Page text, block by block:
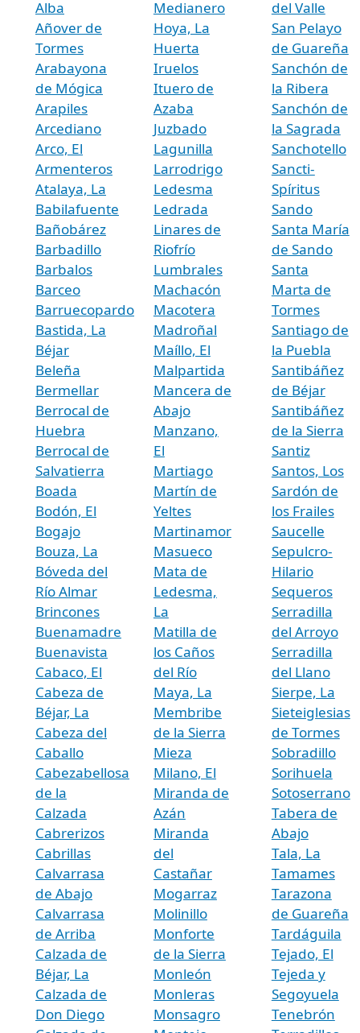
Alba
Añover de
Tormes
Arabayona
de Mógica
Arapiles
Arcediano
Arco, El
Armenteros
Atalaya, La
Babilafuente
Bañobárez
Barbadillo
Barbalos
Barceo
Barruecopardo
Bastida, La
Béjar
Beleña
Bermellar
Berrocal de
Huebra
Berrocal de
Salvatierra
Boada
Bodón, El
Bogajo
Bouza, La
Bóveda del
Río Almar
Brincones
Buenamadre
Buenavista
Cabaco, El
Cabeza de
Béjar, La
Cabeza del
Caballo
Cabezabellosa
de la
Calzada
Cabrerizos
Cabrillas
Calvarrasa
de Abajo
Calvarrasa
de Arriba
Calzada de
Béjar, La
Calzada de
Don Diego
Medianero
Hoya, La
Huerta
Iruelos
Ituero de
Azaba
Juzbado
Lagunilla
Larrodrigo
Ledesma
Ledrada
Linares de
Riofrío
Lumbrales
Machacón
Macotera
Madroñal
Maíllo, El
Malpartida
Mancera de
Abajo
Manzano,
El
Martiago
Martín de
Yeltes
Martinamor
Masueco
Mata de
Ledesma,
La
Matilla de
los Caños
del Río
Maya, La
Membribe
de la Sierra
Mieza
Milano, El
Miranda de
Azán
Miranda
del
Castañar
Mogarraz
Molinillo
Monforte
de la Sierra
Monleón
Monleras
Monsagro
del Valle
San Pelayo
de Guareña
Sanchón de
la Ribera
Sanchón de
la Sagrada
Sanchotello
Sancti-
Spíritus
Sando
Santa María
de Sando
Santa
Marta de
Tormes
Santiago de
la Puebla
Santibáñez
de Béjar
Santibáñez
de la Sierra
Santiz
Santos, Los
Sardón de
los Frailes
Saucelle
Sepulcro-
Hilario
Sequeros
Serradilla
del Arroyo
Serradilla
del Llano
Sierpe, La
Sieteiglesias
de Tormes
Sobradillo
Sorihuela
Sotoserrano
Tabera de
Abajo
Tala, La
Tamames
Tarazona
de Guareña
Tardáguila
Tejado, El
Tejeda y
Segoyuela
Tenebrón